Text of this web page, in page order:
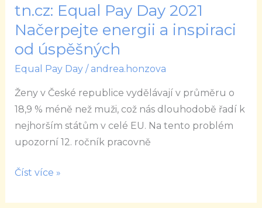
tn.cz: Equal Pay Day 2021
Načerpejte energii a inspiraci
od úspěšných
Equal Pay Day/ andrea.honzova
Ženy v České republice vydělávají v průměru o
18,9 % méně než muži, což nás dlouhodobě řadí k
nejhorším státům v celé EU. Na tento problém
upozorní 12. ročník pracovně
tn.cz:
Equal
Day
2021
Načerpejte
energii
a
inspiraci
úspěšných
Číst více »